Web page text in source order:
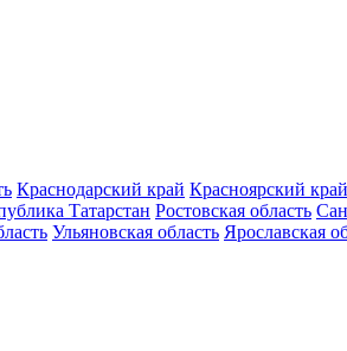
Краснодарский край Красноярский край
Татарстан Ростовская область
Ульяновская область Ярославская